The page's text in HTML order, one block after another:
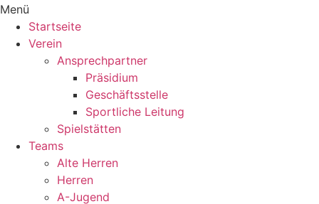
Menü
Startseite
Verein
Ansprechpartner
Präsidium
Geschäftsstelle
Sportliche Leitung
Spielstätten
Teams
Alte Herren
Herren
A-Jugend